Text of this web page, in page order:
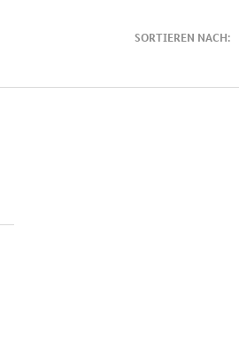
SORTIEREN NACH: